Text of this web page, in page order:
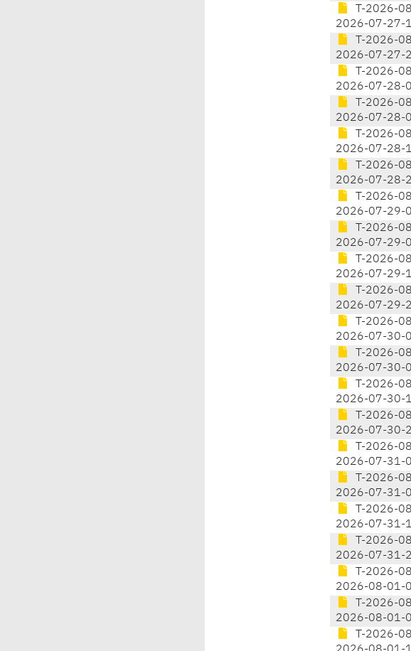
T-2026-
2026-07-27-
T-2026-
2026-07-27-
T-2026-
2026-07-28-
T-2026-
2026-07-28-
T-2026-
2026-07-28-
T-2026-
2026-07-28-
T-2026-
2026-07-29-
T-2026-
2026-07-29-
T-2026-
2026-07-29-
T-2026-
2026-07-29-
T-2026-
2026-07-30-
T-2026-
2026-07-30-
T-2026-
2026-07-30-
T-2026-
2026-07-30-
T-2026-
2026-07-31-
T-2026-
2026-07-31-
T-2026-
2026-07-31-
T-2026-
2026-07-31-
T-2026-
2026-08-01-
T-2026-
2026-08-01-
T-2026-